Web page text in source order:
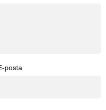
posta